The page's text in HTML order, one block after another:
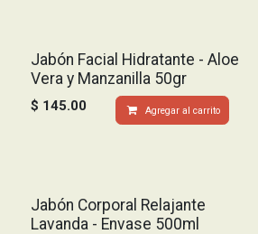
Jabón Facial Hidratante - Aloe
Vera y Manzanilla 50gr
$ 145.00 Agregar al carrito
Jabón Corporal Relajante
Lavanda - Envase 500ml